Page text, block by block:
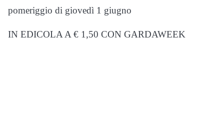
pomeriggio di giovedì 1 giugno
IN EDICOLA A € 1,50 CON GARDAWEEK